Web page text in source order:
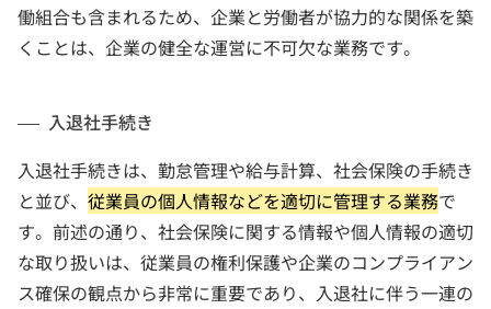
働組合も含まれるため、企業と労働者が協力的な関係を築
くことは、企業の健全な運営に不可欠な業務です。
入退社手続き
入退社手続きは、勤怠管理や給与計算、社会保険の手続き
と並び、 従業員の個人情報などを適切に管理する業務で
す。前述の通り、社会保険に関する情報や個人情報の適切
な取り扱いは、従業員の権利保護や企業のコンプライアン
ス確保の観点から非常に重要であり、入退社に伴う一連の